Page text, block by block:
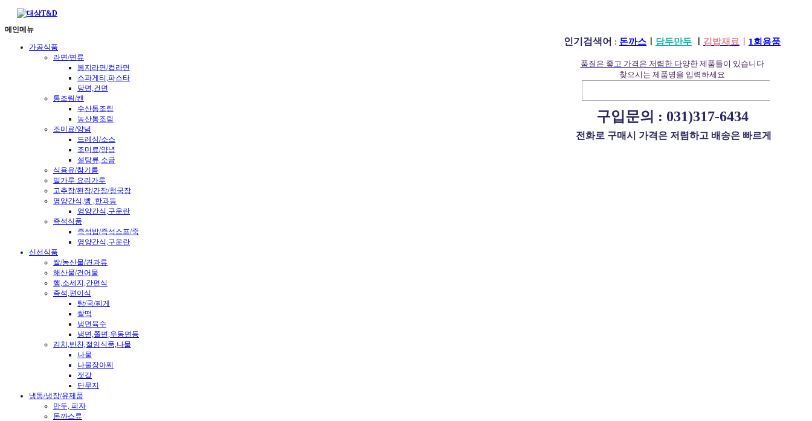
인기검색어 : 돈까스 담두만두 김밥재료 1회용품
품질은 좋고 가격은 저렴한 다양한 제품들이 있습니다
찾으시는 제품명을 입력하세요
구입문의 : 031)317-6434
전화로 구매시 가격은 저렴하고 배송은 빠르게
메인메뉴
가공식품
라면/면류
봉지라면/컵라면
스파게티,파스타
당면,건면
통조림/캔
수산통조림
농산통조림
조미료/양념
드레싱/소스
조미료/양념
설탕류,소금
식용유/참기름
밀가루 요리가루
고추장/된장/간장/청국장
영양간식,빵 ,한과등
영양간식,구운란
즉석식품
즉석밥/즉석스프/죽
영양간식,구운란
신선식품
쌀/농산물/견과류
해산물/건어물
햄,소세지,간편식
즉석,편이식
탕/국/찌게
쌀떡
냉면육수
냉면,쫄면,우동면등
김치,반찬,절임식품,나물
나물
나물장아찌
젓갈
단무지
냉동/냉장/유제품
만두, 피자
돈까스류